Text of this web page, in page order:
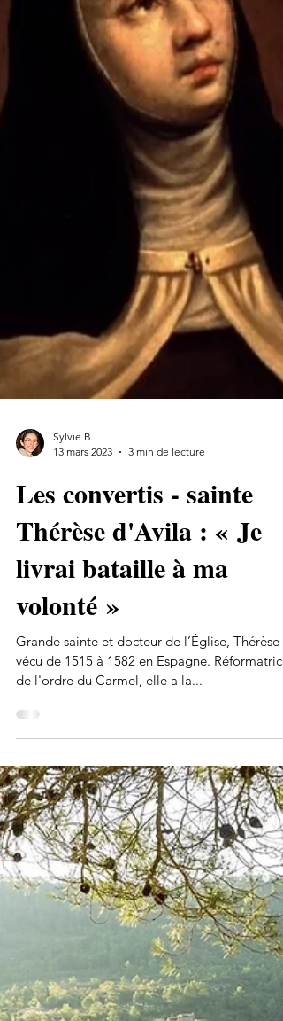
Sylvie B.
Les convertis - sainte
Thérèse d'Avila : « Je
livrai bataille à ma
volonté »
vécu de 1515 à 1582 en Espagne. Réformatrice
de l'ordre du Carmel, elle a la...